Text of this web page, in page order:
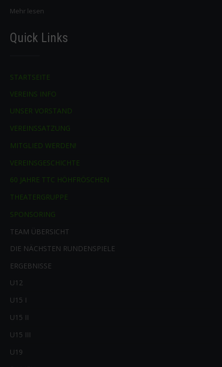
Mehr lesen
Quick Links
STARTSEITE
VEREINS INFO
UNSER VORSTAND
VEREINSSATZUNG
MITGLIED WERDEN!
VEREINSGESCHICHTE
60 JAHRE TTC HÖHFRÖSCHEN
THEATERGRUPPE
SPONSORING
TEAM ÜBERSICHT
DIE NÄCHSTEN RUNDENSPIELE
ERGEBNISSE
U12
U15 I
U15 II
U15 III
U19